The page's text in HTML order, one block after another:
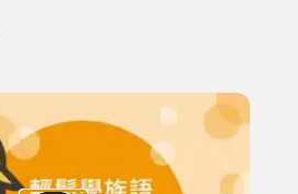
目名稱、主持人或關鍵字